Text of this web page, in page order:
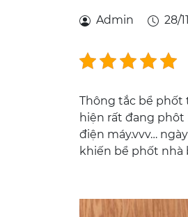
Admin 28/
Thông tắc bể phốt
hiện rất đang phôt
điện máy.vvv…
khiến bể phốt nhà